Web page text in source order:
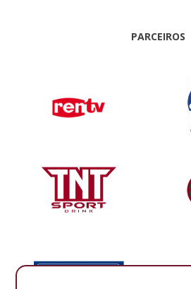
PARCEIROS